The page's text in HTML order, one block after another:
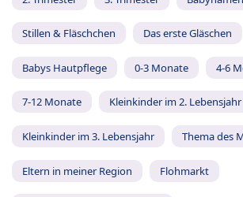
Stillen & Fläschchen Das erste Gläschen
Babys Hautpflege 0-3 Monate 4-6
7-12 Monate Kleinkinder im 2. Lebensjahr
Kleinkinder im 3. Lebensjahr Thema des
Eltern in meiner Region Flohmarkt